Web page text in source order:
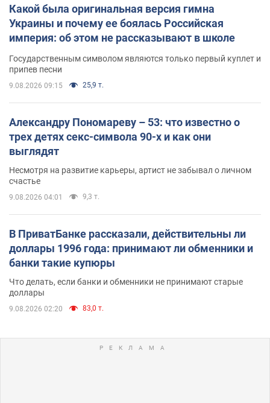
Какой была оригинальная версия гимна
Украины и почему ее боялась Российская
империя: об этом не рассказывают в школе
Государственным символом являются только первый куплет и
припев песни
9.08.2026 09:15 25,9 т.
Александру Пономареву – 53: что известно о
трех детях секс-символа 90-х и как они
выглядят
Несмотря на развитие карьеры, артист не забывал о личном
счастье
9.08.2026 04:01 9,3 т.
В ПриватБанке рассказали, действительны ли
доллары 1996 года: принимают ли обменники и
банки такие купюры
Что делать, если банки и обменники не принимают старые
доллары
9.08.2026 02:20 83,0 т.